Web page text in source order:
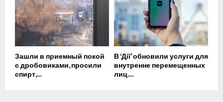
Зашли в приемный покой
с дробовиками, просили
спирт,...
В ‘Дії’ обновили услуги для
внутренне перемещенных
лиц....